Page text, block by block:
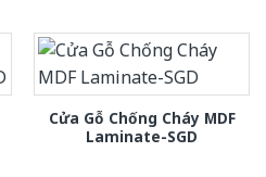
Cửa Gỗ Chống Cháy MDF
Laminate-SGD